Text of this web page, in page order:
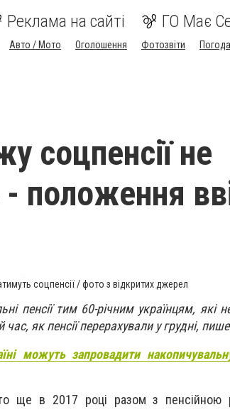
Реклама на сайті ГО Має
Авто / Мото Оголошення Фотозвіти
Погода
соцпенсії не
положення
соцпенсії / фото з відкритих джерел
пенсії тим 60-річним українцям, які
як пенсії перерахували у грудні, пише
можуть запровадити
ще в 2017 році разом з пенсійною